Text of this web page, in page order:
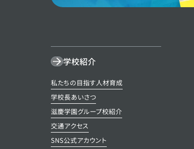
学校紹介
私たちの目指す人材育成
学校長あいさつ
滋慶学園グループ校紹介
交通アクセス
SNS公式アカウント